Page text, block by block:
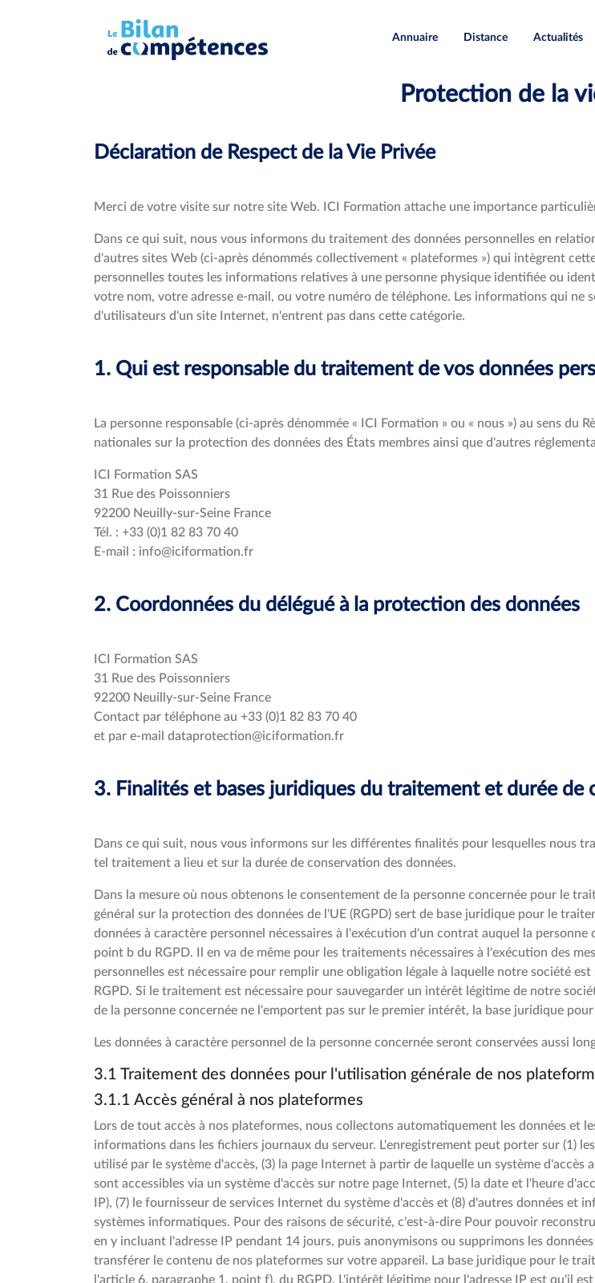
Annuaire Distance Actualités
Protection de la
Déclaration de Respect de la Vie Privée
Merci de votre visite sur notre site Web. ICI Formation attache une importance
Dans ce qui suit, nous vous informons du traitement des données personnelles en
d'autres sites Web (ci-après dénommés collectivement « plateformes ») qui intègrent
personnelles toutes les informations relatives à une personne physique identifiée ou
votre nom, votre adresse e-mail, ou votre numéro de téléphone. Les informations qui
d'utilisateurs d'un site Internet, n'entrent pas dans cette catégorie.
1. Qui est responsable du traitement de vos données
La personne responsable (ci-après dénommée « ICI Formation » ou « nous ») au sens
nationales sur la protection des données des États membres ainsi que d'autres
ICI Formation SAS
31 Rue des Poissonniers
92200 Neuilly-sur-Seine France
Tél. : +33 (0)1 82 83 70 40
E-mail : info@iciformation.fr
2. Coordonnées du délégué à la protection des données
ICI Formation SAS
31 Rue des Poissonniers
92200 Neuilly-sur-Seine France
Contact par téléphone au +33 (0)1 82 83 70 40
et par e-mail dataprotection@iciformation.fr
3. Finalités et bases juridiques du traitement et durée de
Dans ce qui suit, nous vous informons sur les différentes finalités pour lesquelles nous
tel traitement a lieu et sur la durée de conservation des données.
Dans la mesure où nous obtenons le consentement de la personne concernée pour le
général sur la protection des données de l'UE (RGPD) sert de base juridique pour le
données à caractère personnel nécessaires à l'exécution d'un contrat auquel la
point b du RGPD. Il en va de même pour les traitements nécessaires à l'exécution des
personnelles est nécessaire pour remplir une obligation légale à laquelle notre société
RGPD. Si le traitement est nécessaire pour sauvegarder un intérêt légitime de notre
de la personne concernée ne l'emportent pas sur le premier intérêt, la base juridique
Les données à caractère personnel de la personne concernée seront conservées aussi
3.1 Traitement des données pour l'utilisation générale de nos
3.1.1 Accès général à nos plateformes
Lors de tout accès à nos plateformes, nous collectons automatiquement les données et
informations dans les fichiers journaux du serveur. L'enregistrement peut porter sur (1)
utilisé par le système d'accès, (3) la page Internet à partir de laquelle un système d'accès
sont accessibles via un système d'accès sur notre page Internet, (5) la date et l'heure
IP), (7) le fournisseur de services Internet du système d'accès et (8) d'autres données
systèmes informatiques. Pour des raisons de sécurité, c'est-à-dire Pour pouvoir
en y incluant l'adresse IP pendant 14 jours, puis anonymisons ou supprimons les
transférer le contenu de nos plateformes sur votre appareil. La base juridique pour le
l'article 6, paragraphe 1, point f), du RGPD. L'intérêt légitime pour l'adresse IP est qu'il